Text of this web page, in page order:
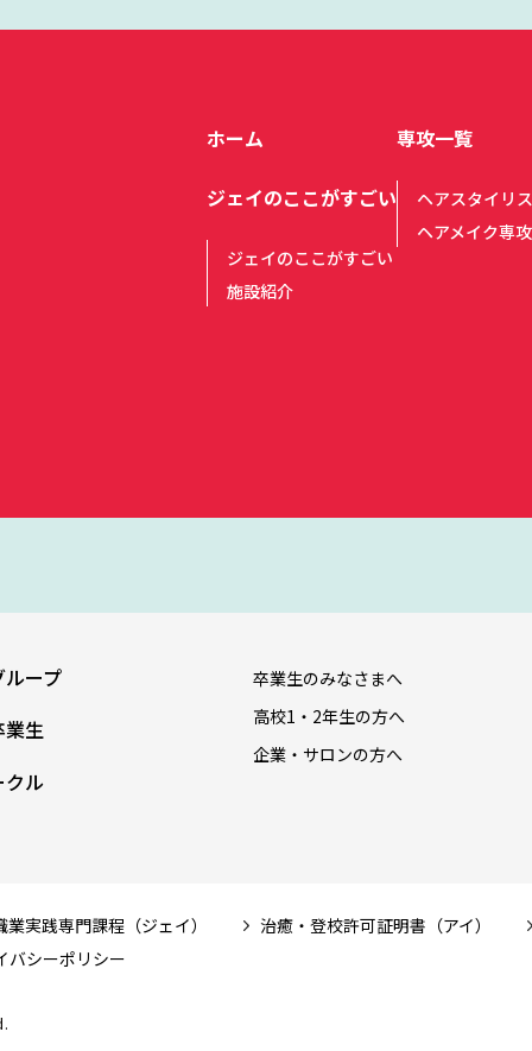
ホーム
ジェイのここがすごい
ジェイのここがすごい
施設紹介
専攻一覧
ヘアスタイリ
ヘアメイク専攻
ープ
業生
クル
卒業生のみなさまへ
高校1・2年生の方へ
企業・サロンの方へ
業実践専門課程（ジェイ） 治癒・登校許可証明書（アイ）
バシーポリシー